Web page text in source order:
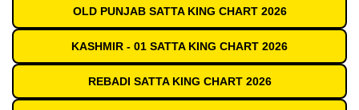
OLD PUNJAB SATTA KING CHART 2026
KASHMIR - 01 SATTA KING CHART 2026
REBADI SATTA KING CHART 2026